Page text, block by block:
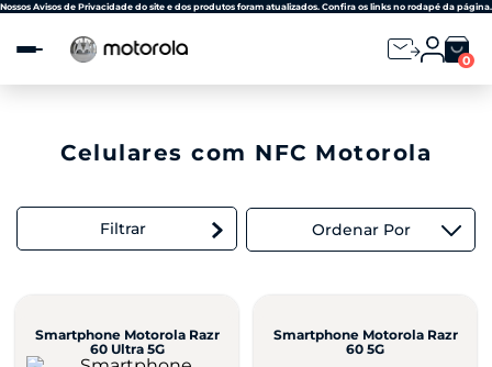
Observação:
site
um
acessibilidade.
Nossos Avisos de Privacidade do site e dos produtos foram atualizados. Confira os links no rodapé da página.
0
Celulares com NFC Motorola
Filtrar Ordenar Por
Smartphone Motorola Razr
60 Ultra 5G
Smartphone Motorola Razr
60 5G